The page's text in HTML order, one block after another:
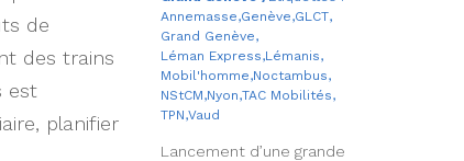
de
des trains
est
planifier
Annemasse,Genève,GLCT,
Grand Genève,
Léman Express,Lémanis,
Mobil'homme,Noctambus,
NStCM,Nyon,TAC Mobilités,
TPN,Vaud
Lancement d’une grande